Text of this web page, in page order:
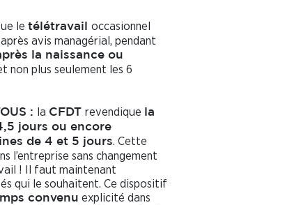
le télétravail occasionnel
avis managérial, pendant
la naissance ou
non plus seulement les 6
: la CFDT revendique
la
jours ou encore
de 4 et 5 jours. Cette
l’entreprise sans changement
! Il faut maintenant
qui le souhaitent. Ce dispositif
convenu explicité dans